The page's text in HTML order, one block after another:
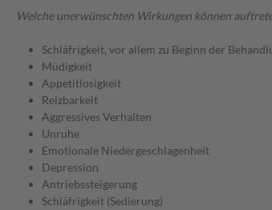
Welche unerwünschten Wirkungen können
Schläfrigkeit, vor allem zu Beginn der
Müdigkeit
Appetitlosigkeit
Reizbarkeit
Aggressives Verhalten
Unruhe
Emotionale Niedergeschlagenheit
Depression
Antriebssteigerung
Schläfrigkeit (Sedierung)